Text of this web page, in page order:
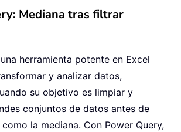
Mediana tras filtrar
herramienta potente en Excel
y analizar datos,
su objetivo es limpiar y
conjuntos de datos antes de
la mediana. Con Power Query,